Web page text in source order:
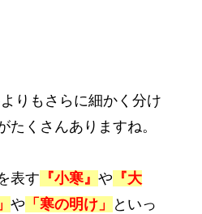
りもさらに細かく分け
たくさんありますね。
表す 『小寒』 や 『大
や 「寒の明け」
といっ